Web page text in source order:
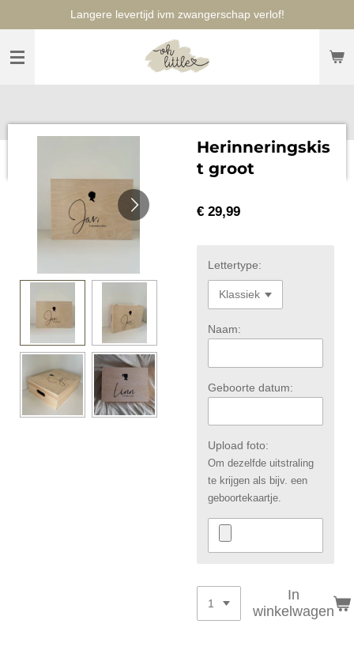
naar
hoofdinhoud
Langere levertijd ivm zwangerschap verlof!
Herinneringskis
t groot
€ 29,99
Lettertype:
Naam:
Geboorte datum:
Upload foto:
Om dezelfde uitstraling
te krijgen als bijv. een
geboortekaartje.
In
winkelwagen